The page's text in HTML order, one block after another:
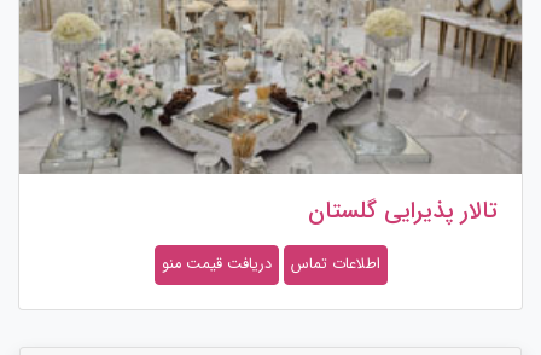
تالار پذیرایی گلستان
اطلاعات تماس دریافت قیمت منو